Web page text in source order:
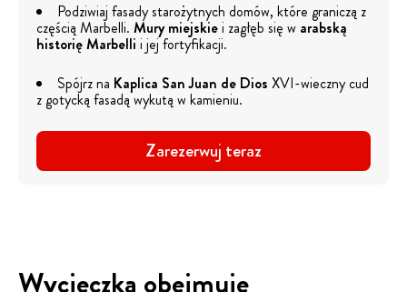
Podziwiaj fasady starożytnych domów, które graniczą z
częścią Marbelli. Mury miejskiei zagłęb się w arabską
historię Marbelli i jej fortyfikacji.
Spójrz na Kaplica San Juan de Dios XVI-wieczny cud
z gotycką fasadą wykutą w kamieniu.
Zarezerwuj teraz
Wycieczka obejmuje